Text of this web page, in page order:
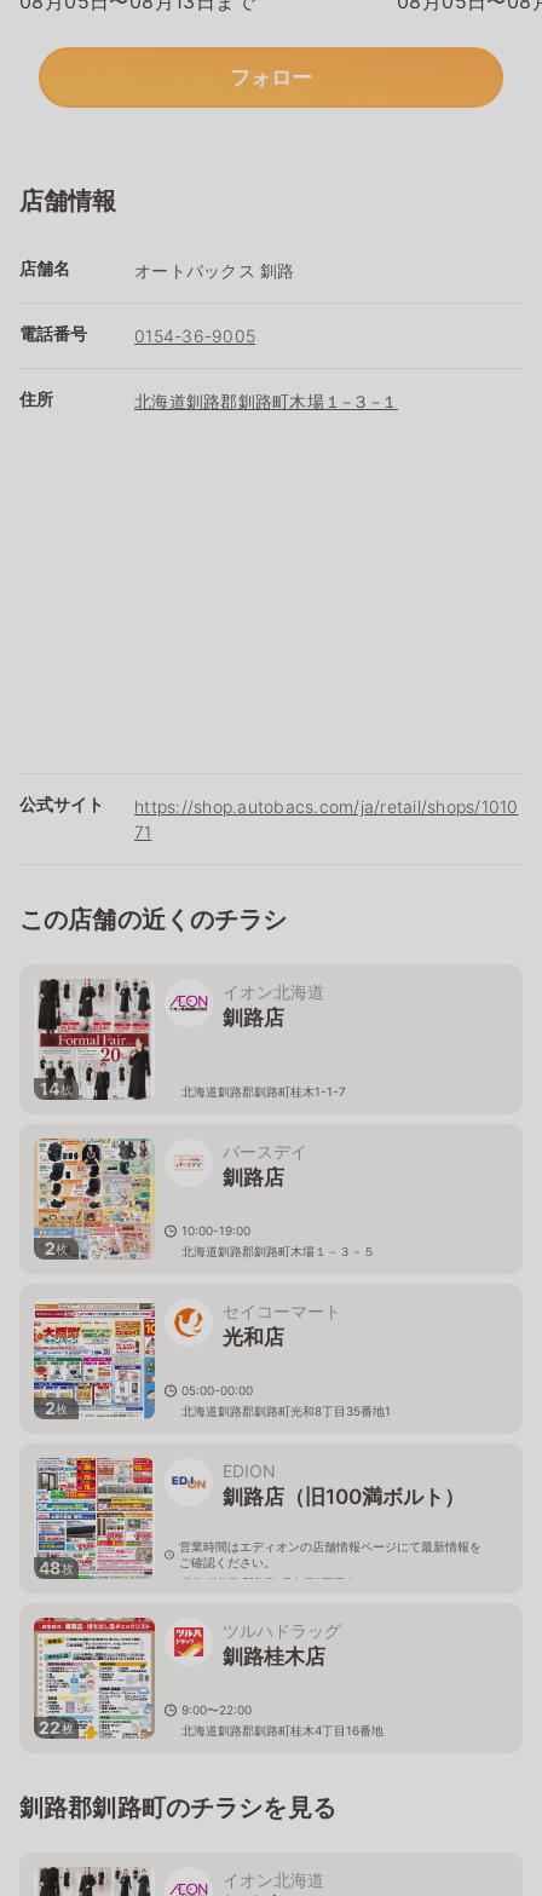
フォロー
店舗情報
店舗名 オートバックス 釧路
電話番号 0154-36-9005
住所 北海道釧路郡釧路町木場１−３−１
公式サイト
https://shop.autobacs.com/ja/retail/shops/1010
71
この店舗の近くのチラシ
14枚
イオン北海道
釧路店
北海道釧路郡釧路町桂木1-1-7
2枚
バースデイ
釧路店
10:00-19:00
北海道釧路郡釧路町木場１－３－５
2枚
セイコーマート
光和店
05:00-00:00
北海道釧路郡釧路町光和8丁目35番地1
48枚
EDION
釧路店（旧100満ボルト）
営業時間はエディオンの店舗情報ページにて最新情報を
ご確認ください。
北海道釧路郡釧路町木場2丁目3-1
22枚
ツルハドラッグ
釧路桂木店
9:00〜22:00
北海道釧路郡釧路町桂木4丁目16番地
釧路郡釧路町のチラシを見る
イオン北海道